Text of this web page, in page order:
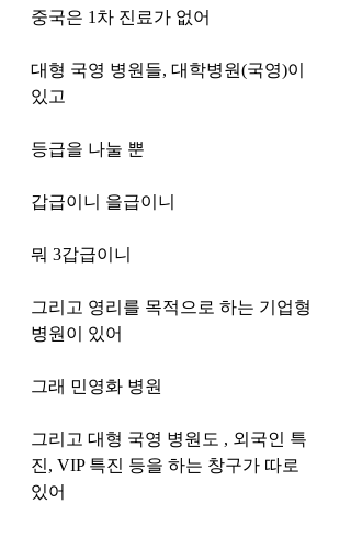
중국은 1차 진료가 없어
대형 국영 병원들, 대학병원(국영)이
있고
등급을 나눌 뿐
갑급이니 을급이니
뭐 3갑급이니
그리고 영리를 목적으로 하는 기업형
병원이 있어
그래 민영화 병원
그리고 대형 국영 병원도 , 외국인 특
진, VIP 특진 등을 하는 창구가 따로
있어